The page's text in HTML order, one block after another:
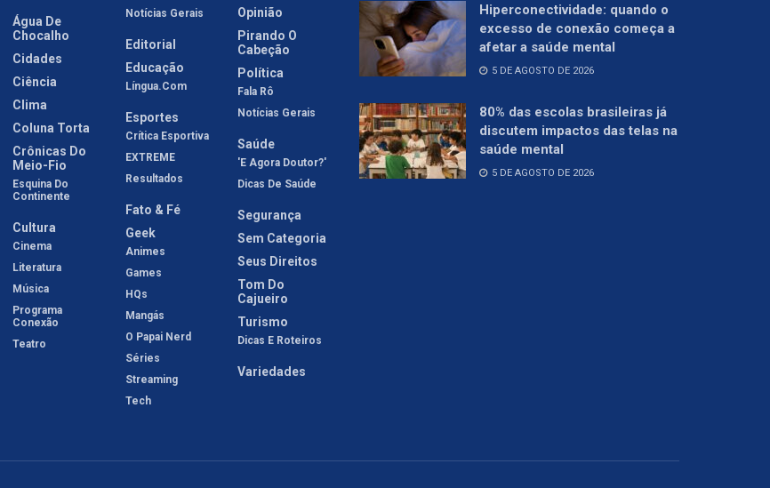
Água De
Chocalho
Cidades
Ciência
Clima
Coluna Torta
Crônicas Do
Meio-Fio
Esquina Do
Continente
Cultura
Cinema
Literatura
Música
Programa
Conexão
Teatro
Notícias Gerais
Editorial
Educação
Língua.com
Esportes
Crítica Esportiva
EXTREME
Resultados
Fato & Fé
Geek
Animes
Games
HQs
Mangás
O Papai Nerd
Séries
Streaming
Tech
Opinião
Pirando O
Cabeção
Política
Fala Rô
Notícias Gerais
Saúde
'E Agora Doutor?'
Dicas De Saúde
Segurança
Sem Categoria
Seus Direitos
Tom Do
Cajueiro
Turismo
Dicas E Roteiros
Variedades
Hiperconectividade: quando o
excesso de conexão começa a
afetar a saúde mental
5 DE AGOSTO DE 2026
80% das escolas brasileiras já
discutem impactos das telas na
saúde mental
5 DE AGOSTO DE 2026